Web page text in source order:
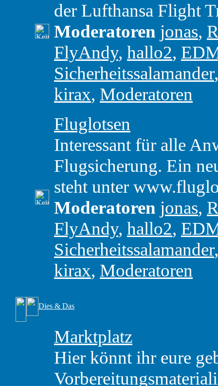
der Lufthansa Flight
Moderatoren jonas,
FlyAndy, hallo2,
Sicherheitssalamander
kirax, Moderatoren
Fluglotsen
Interessant für alle
Flugsicherung. Ein
steht unter
Moderatoren jonas,
FlyAndy, hallo2,
Sicherheitssalamander
kirax, Moderatoren
Dies & Das
Marktplatz
Hier könnt ihr eure